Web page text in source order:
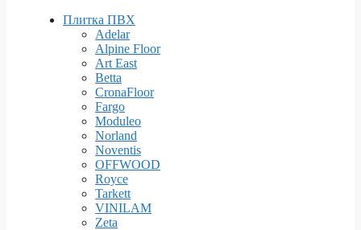
Плитка ПВХ
Adelar
Alpine Floor
Art East
Betta
CronaFloor
Fargo
Moduleo
Norland
Noventis
OFFWOOD
Royce
Tarkett
VINILAM
Zeta